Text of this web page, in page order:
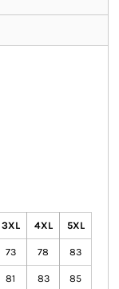
3XL 4XL 5XL
73 78 83
81 83 85